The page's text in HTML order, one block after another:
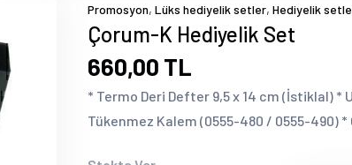
Promosyon, Lüks hediyelik setler, Hediyelik
Çorum-K Hediyelik Set
660,00 TL
* Termo Deri Defter 9,5 x 14 cm (İstiklal) *
Tükenmez Kalem (0555-480 / 0555-490) *